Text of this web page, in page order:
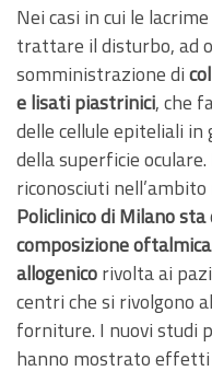
Nei casi in cui le
trattare il disturbo, ad
somministrazione di
e lisati piastrinici, che
delle cellule epiteliali in
della superficie
riconosciuti
Policlinico di Milano
composizione
allogenicorivolta ai
centri che si rivolgono
forniture. I nuovi studi
hanno mostrato effetti